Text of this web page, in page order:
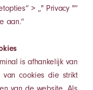
> „" Privacy "”
aan.”
is afhankelijk van
van cookies die strikt